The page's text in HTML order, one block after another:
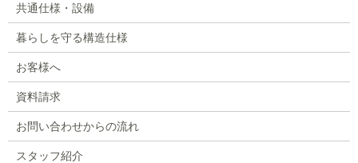
共通仕様・設備
暮らしを守る構造仕様
お客様へ
資料請求
お問い合わせからの流れ
スタッフ紹介